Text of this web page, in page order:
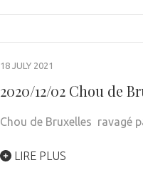
18 JULY 2021
2020/12/02 Chou de
Chou de Bruxelles ravagé
LIRE PLUS